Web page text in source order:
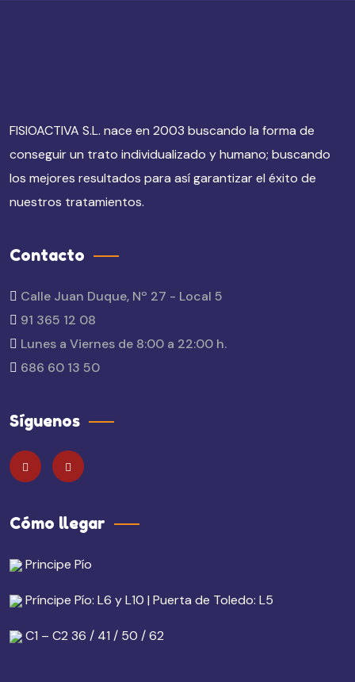
FISIOACTIVA S.L. nace en 2003 buscando la forma de
conseguir un trato individualizado y humano; buscando
los mejores resultados para así garantizar el éxito de
nuestros tratamientos.
Contacto
Calle Juan Duque, Nº 27 - Local 5
91 365 12 08
Lunes a Viernes de 8:00 a 22:00 h.
686 60 13 50
Síguenos
Cómo llegar
Principe Pío
Príncipe Pío: L6 y L10 | Puerta de Toledo: L5
C1 – C2 36 / 41 / 50 / 62